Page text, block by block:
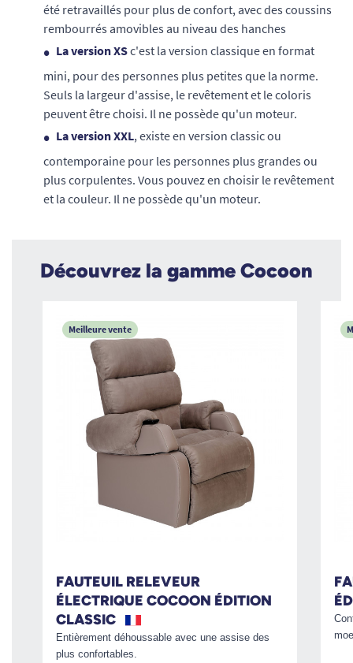
été retravaillés pour plus de confort, avec des coussins
rembourrés amovibles au niveau des hanches
La version XSc'est la version classique en format
mini, pour des personnes plus petites que la norme.
Seuls la largeur d'assise, le revêtement et le coloris
peuvent être choisi. Il ne possède qu'un moteur.
La version XXL, existe en version classic ou
contemporaine pour les personnes plus grandes ou
plus corpulentes. Vous pouvez en choisir le revêtement
et la couleur. Il ne possède qu'un moteur.
Découvrez la gamme Cocoon
Meilleure vente
FAUTEUIL RELEVEUR
ÉLECTRIQUE COCOON ÉDITION
CLASSIC
Entièrement déhoussable avec une assise des
plus confortables.